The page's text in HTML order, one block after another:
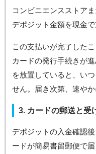
コンビニエンスストア
デポジット金額を現金で
この支払いが完了した
カードの発行手続きが
を放置していると、い
せん。届き次第、速やか
3. カードの郵送と受
デポジットの入金確認
ードが簡易書留郵便で